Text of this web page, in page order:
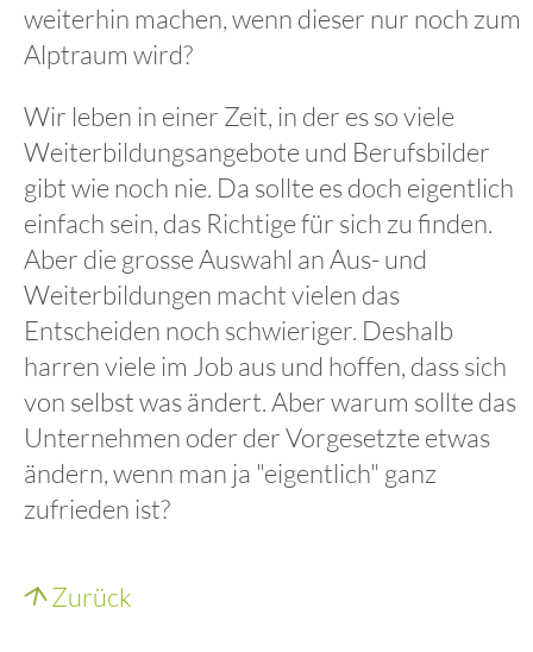
weiterhin machen, wenn dieser nur noch zum
Alptraum wird?
Wir leben in einer Zeit, in der es so viele
Weiterbildungsangebote und Berufsbilder
gibt wie noch nie. Da sollte es doch eigentlich
einfach sein, das Richtige für sich zu finden.
Aber die grosse Auswahl an Aus- und
Weiterbildungen macht vielen das
Entscheiden noch schwieriger. Deshalb
harren viele im Job aus und hoffen, dass sich
von selbst was ändert. Aber warum sollte das
Unternehmen oder der Vorgesetzte etwas
ändern, wenn man ja "eigentlich" ganz
zufrieden ist?
Zurück